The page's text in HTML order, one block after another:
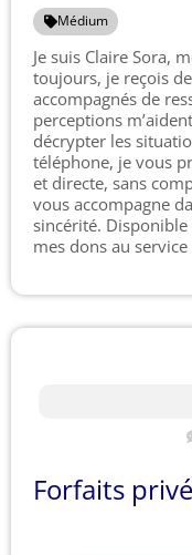
Médium
Je suis Claire Sora,
toujours, je reçois
accompagnés de
perceptions
décrypter les
téléphone, je vous
et directe, sans
vous accompagne
sincérité.
mes dons au
Forfaits